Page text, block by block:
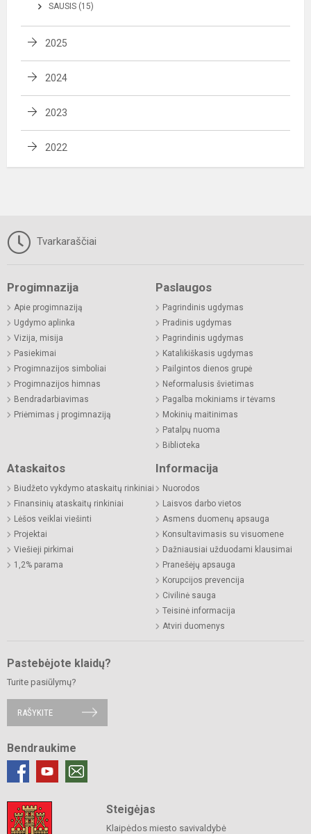
SAUSIS (15)
2025
2024
2023
2022
Tvarkaraščiai
Progimnazija
Apie progimnaziją
Ugdymo aplinka
Vizija, misija
Pasiekimai
Progimnazijos simboliai
Progimnazijos himnas
Bendradarbiavimas
Priėmimas į progimnaziją
Paslaugos
Pagrindinis ugdymas
Pradinis ugdymas
Pagrindinis ugdymas
Katalikiškasis ugdymas
Pailgintos dienos grupė
Neformalusis švietimas
Pagalba mokiniams ir tėvams
Mokinių maitinimas
Patalpų nuoma
Biblioteka
Ataskaitos
Biudžeto vykdymo ataskaitų rinkiniai
Finansinių ataskaitų rinkiniai
Lėšos veiklai viešinti
Projektai
Viešieji pirkimai
1,2% parama
Informacija
Nuorodos
Laisvos darbo vietos
Asmens duomenų apsauga
Konsultavimasis su visuomene
Dažniausiai užduodami klausimai
Pranešėjų apsauga
Korupcijos prevencija
Civilinė sauga
Teisinė informacija
Atviri duomenys
Pastebėjote klaidų?
Turite pasiūlymų?
RAŠYKITE
Bendraukime
Steigėjas
Klaipėdos miesto savivaldybė